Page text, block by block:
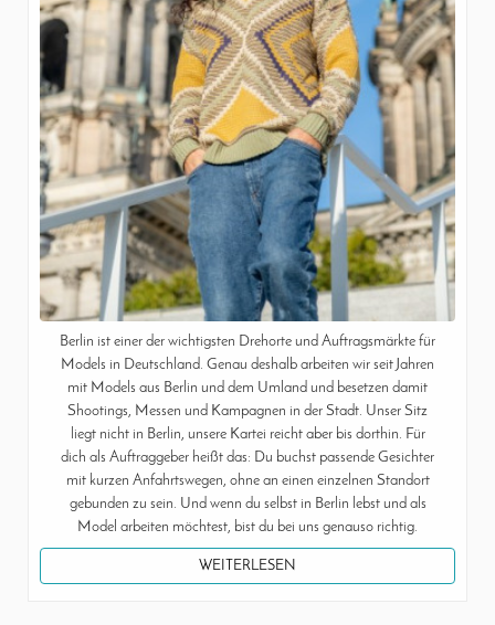
Berlin ist einer der wichtigsten Drehorte und Auftragsmärkte für
Models in Deutschland. Genau deshalb arbeiten wir seit Jahren
mit Models aus Berlin und dem Umland und besetzen damit
Shootings, Messen und Kampagnen in der Stadt. Unser Sitz
liegt nicht in Berlin, unsere Kartei reicht aber bis dorthin. Für
dich als Auftraggeber heißt das: Du buchst passende Gesichter
mit kurzen Anfahrtswegen, ohne an einen einzelnen Standort
gebunden zu sein. Und wenn du selbst in Berlin lebst und als
Model arbeiten möchtest, bist du bei uns genauso richtig.
WEITERLESEN